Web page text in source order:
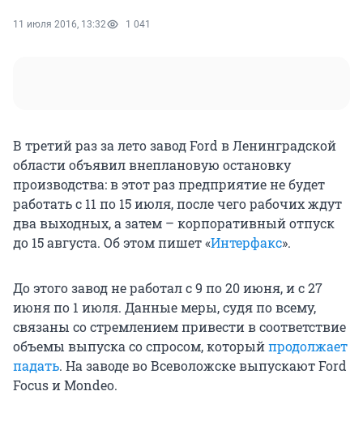
11 июля 2016, 13:32 1 041
В третий раз за лето завод Ford в Ленинградской
области объявил внеплановую остановку
производства: в этот раз предприятие не будет
работать с 11 по 15 июля, после чего рабочих ждут
два выходных, а затем – корпоративный отпуск
до 15 августа. Об этом пишет «Интерфакс».
До этого завод не работал с 9 по 20 июня, и с 27
июня по 1 июля. Данные меры, судя по всему,
связаны со стремлением привести в соответствие
объемы выпуска со спросом, которыйпродолжает
падать. На заводе во Всеволожске выпускают Ford
Focus и Mondeo.